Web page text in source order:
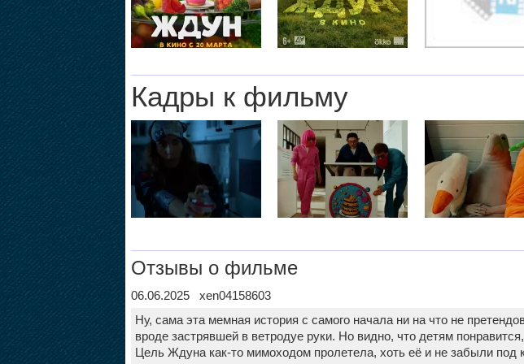
Кадры к фильму
Отзывы о фильме
06.06.2025 xen04158603
Ну, сама эта мемная история с самого начала ни на что не
вроде застрявшей в ветродуе руки. Но видно, что детям
Цель Ждуна как-то мимоходом пролетела, хоть её и не забыли под